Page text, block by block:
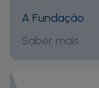
A Fundação
Saber mais